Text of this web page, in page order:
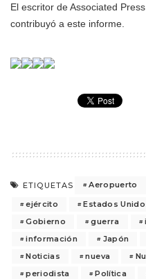
El escritor de Associated
contribuyó a este informe.
ETIQUETAS Aeropuerto
ejército
Estados
Gobierno
guerra
información
Japón
Noticias
nueva
periodista
Política